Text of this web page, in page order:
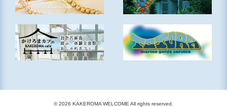
© 2026 KAKEROMA WELCOME All rights reserved.